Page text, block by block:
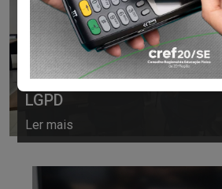
17/07/2026 13:53
LGPD
Ler mais